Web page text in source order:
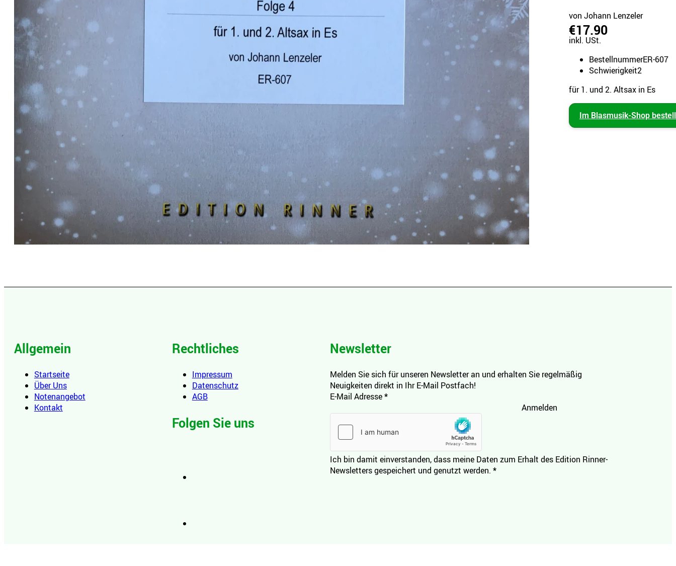
von Johann Lenzeler
€17.90
inkl. USt.
BestellnummerER-607
Schwierigkeit2
für 1. und 2. Altsax in Es
Im Blasmusik-Shop
Allgemein
Startseite
Über Uns
Notenangebot
Kontakt
Rechtliches
Impressum
Datenschutz
AGB
Folgen Sie uns
Newsletter
Melden Sie sich für unseren Newsletter an und erhalten Sie regelmäßig
Neuigkeiten direkt in Ihr E-Mail Postfach!
E-Mail Adresse*
Anmelden
Ich bin damit einverstanden, dass meine Daten zum Erhalt des Edition Rinner-
Newsletters gespeichert und genutzt werden. *